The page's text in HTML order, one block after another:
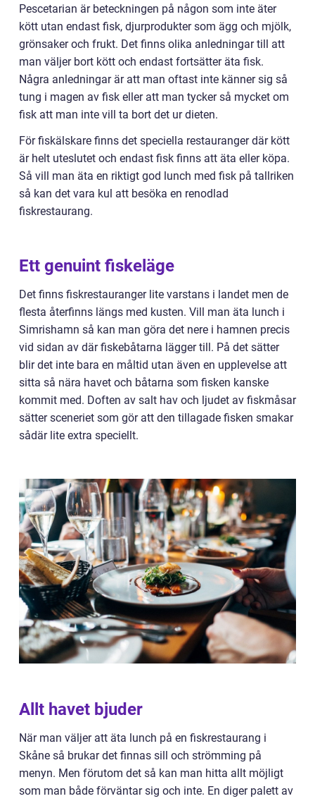
Pescetarian är beteckningen på någon som inte äter
kött utan endast fisk, djurprodukter som ägg och mjölk,
grönsaker och frukt. Det finns olika anledningar till att
man väljer bort kött och endast fortsätter äta fisk.
Några anledningar är att man oftast inte känner sig så
tung i magen av fisk eller att man tycker så mycket om
fisk att man inte vill ta bort det ur dieten.
För fiskälskare finns det speciella restauranger där kött
är helt uteslutet och endast fisk finns att äta eller köpa.
Så vill man äta en riktigt god lunch med fisk på tallriken
så kan det vara kul att besöka en renodlad
fiskrestaurang.
Ett genuint fiskeläge
Det finns fiskrestauranger lite varstans i landet men de
flesta återfinns längs med kusten. Vill man äta lunch i
Simrishamn så kan man göra det nere i hamnen precis
vid sidan av där fiskebåtarna lägger till. På det sätter
blir det inte bara en måltid utan även en upplevelse att
sitta så nära havet och båtarna som fisken kanske
kommit med. Doften av salt hav och ljudet av fiskmåsar
sätter sceneriet som gör att den tillagade fisken smakar
sådär lite extra speciellt.
Allt havet bjuder
När man väljer att äta lunch på en fiskrestaurang i
Skåne så brukar det finnas sill och strömming på
menyn. Men förutom det så kan man hitta allt möjligt
som man både förväntar sig och inte. En diger palett av